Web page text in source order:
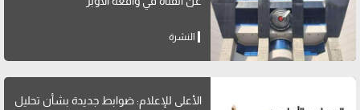
النشرة
الأعلى للإعلام: ضوابط جديدة بشأن تحليل